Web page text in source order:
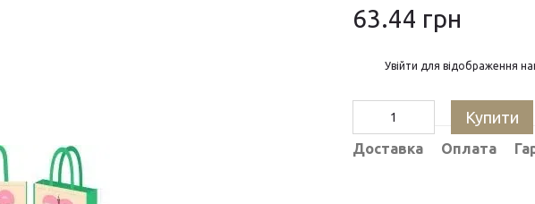
63.44 грн
Увійти для відображення
Купити
Доставка Оплата